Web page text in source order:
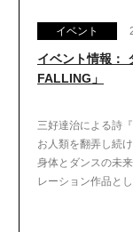
イベント
イベント情報：
FALLING」
三好達治による詩
お人類を翻弄し続
身体とダンスの未
レーション作品と